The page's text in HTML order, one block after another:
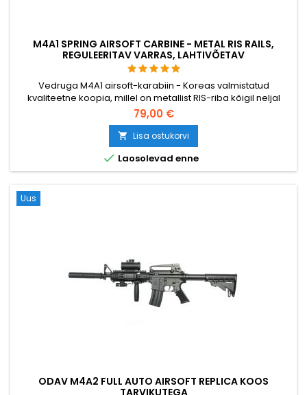
M4A1 SPRING AIRSOFT CARBINE - METAL RIS RAILS,
REGULEERITAV VARRAS, LAHTIVÕETAV
Vedruga M4A1 airsoft-karabiin - Koreas valmistatud
kvaliteetne koopia, millel on metallist RIS-riba kõigil neljal
küljel lisaseadmete jaoks, reguleeritav varras ja raudsihikud
ning hop-up süsteem. Lammutatakse nagu tõeline M4 püss.
79,00 €
 Lisa ostukorvi
 Laosolevad enne
Uus
ODAV M4A2 FULL AUTO AIRSOFT REPLICA KOOS
TARVIKUTEGA